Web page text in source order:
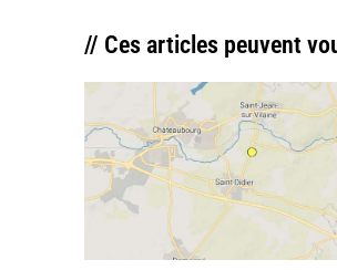
// Ces articles peuvent